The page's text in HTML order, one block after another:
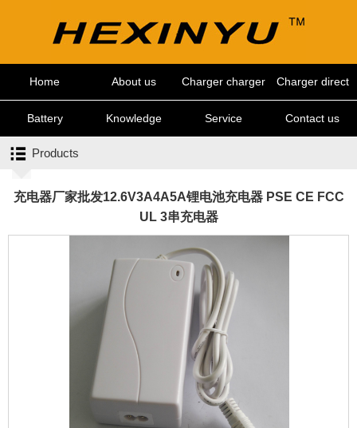
Home About us Charger charger Charger direct
charge
Battery Knowledge Service Contact us
Products
充电器厂家批发12.6V3A4A5A锂电池充电器 PSE CE FCC
UL 3串充电器